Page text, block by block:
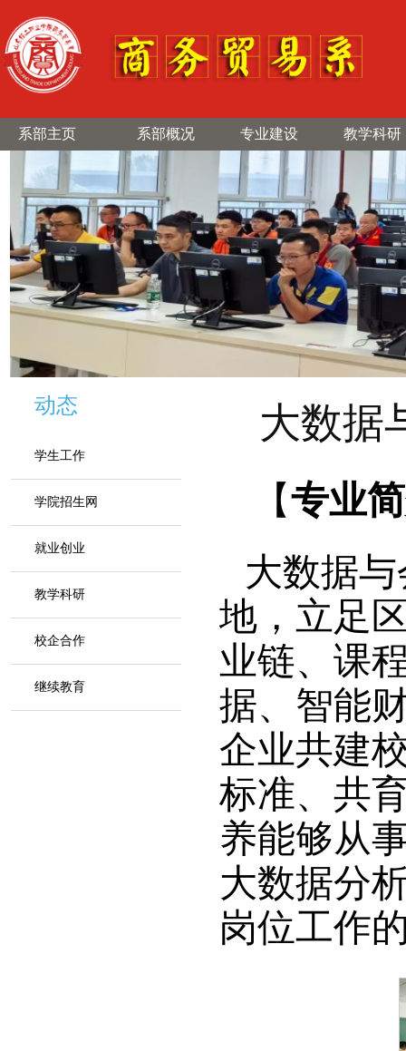
系部主页 系部概况 专业建设 教学科研
动态
学生工作
学院招生网
就业创业
教学科研
校企合作
继续教育
大数据
【专业
大数据
地，立足
业链、课
据、智能
企业共建
标准、共
养能够从
大数据分
岗位工作